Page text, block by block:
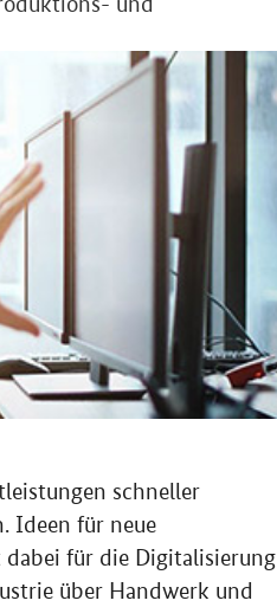
schneller
Ideen für neue
dabei für die Digitalisierung
über Handwerk und